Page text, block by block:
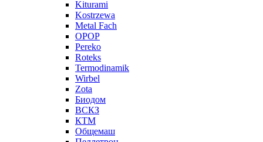
Kiturami
Kostrzewa
Metal Fach
OPOP
Pereko
Roteks
Termodinamik
Wirbel
Zota
Биодом
ВСКЗ
КТМ
Общемаш